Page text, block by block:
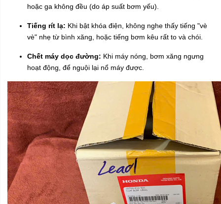
hoặc ga không đều (do áp suất bơm yếu).
Tiếng rít lạ: Khi bật khóa điện, không nghe thấy tiếng "vè
vè" nhẹ từ bình xăng, hoặc tiếng bơm kêu rất to và chói.
Chết máy dọc đường: Khi máy nóng, bơm xăng ngưng
hoạt động, để nguội lại nổ máy được.